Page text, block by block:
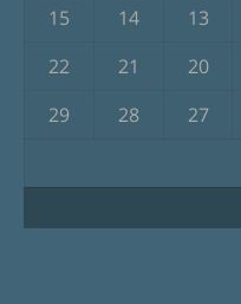
13
14
15
20
21
22
27
28
29